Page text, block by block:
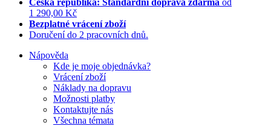
Česká republika: Standardní doprava zdarma od
1 290,00 Kč
Bezplatné vrácení zboží
Doručení do 2 pracovních dnů.
Nápověda
Kde je moje objednávka?
Vrácení zboží
Náklady na dopravu
Možnosti platby
Kontaktujte nás
Všechna témata